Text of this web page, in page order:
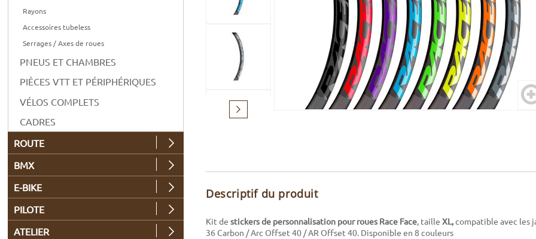
Suivant
Descriptif du produit
Kit de stickers de personnalisation pour roues Race Face, taille XL,compatible avec les
36 Carbon / Arc Offset 40 / AR Offset 40. Disponible en 8 couleurs
Rayons
Accessoires tubeless
Serrages / Axes de roues
PNEUS ET CHAMBRES
PIÈCES VTT ET PÉRIPHÉRIQUES
VÉLOS COMPLETS
CADRES
ROUTE
BMX
E-BIKE
PILOTE
ATELIER